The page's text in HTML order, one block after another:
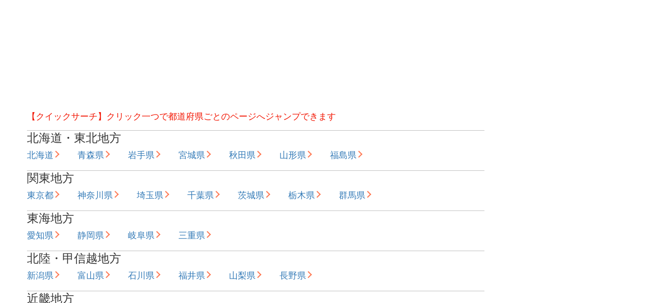
【クイックサーチ】クリック一つで都道府県ごとのページへジャンプできます
北海道・東北地方
北海道 青森県 岩手県 宮城県 秋田県 山形県 福島県
関東地方
東京都 神奈川県 埼玉県 千葉県 茨城県 栃木県 群馬県
東海地方
愛知県 静岡県 岐阜県 三重県
北陸・甲信越地方
新潟県 富山県 石川県 福井県 山梨県 長野県
近畿地方